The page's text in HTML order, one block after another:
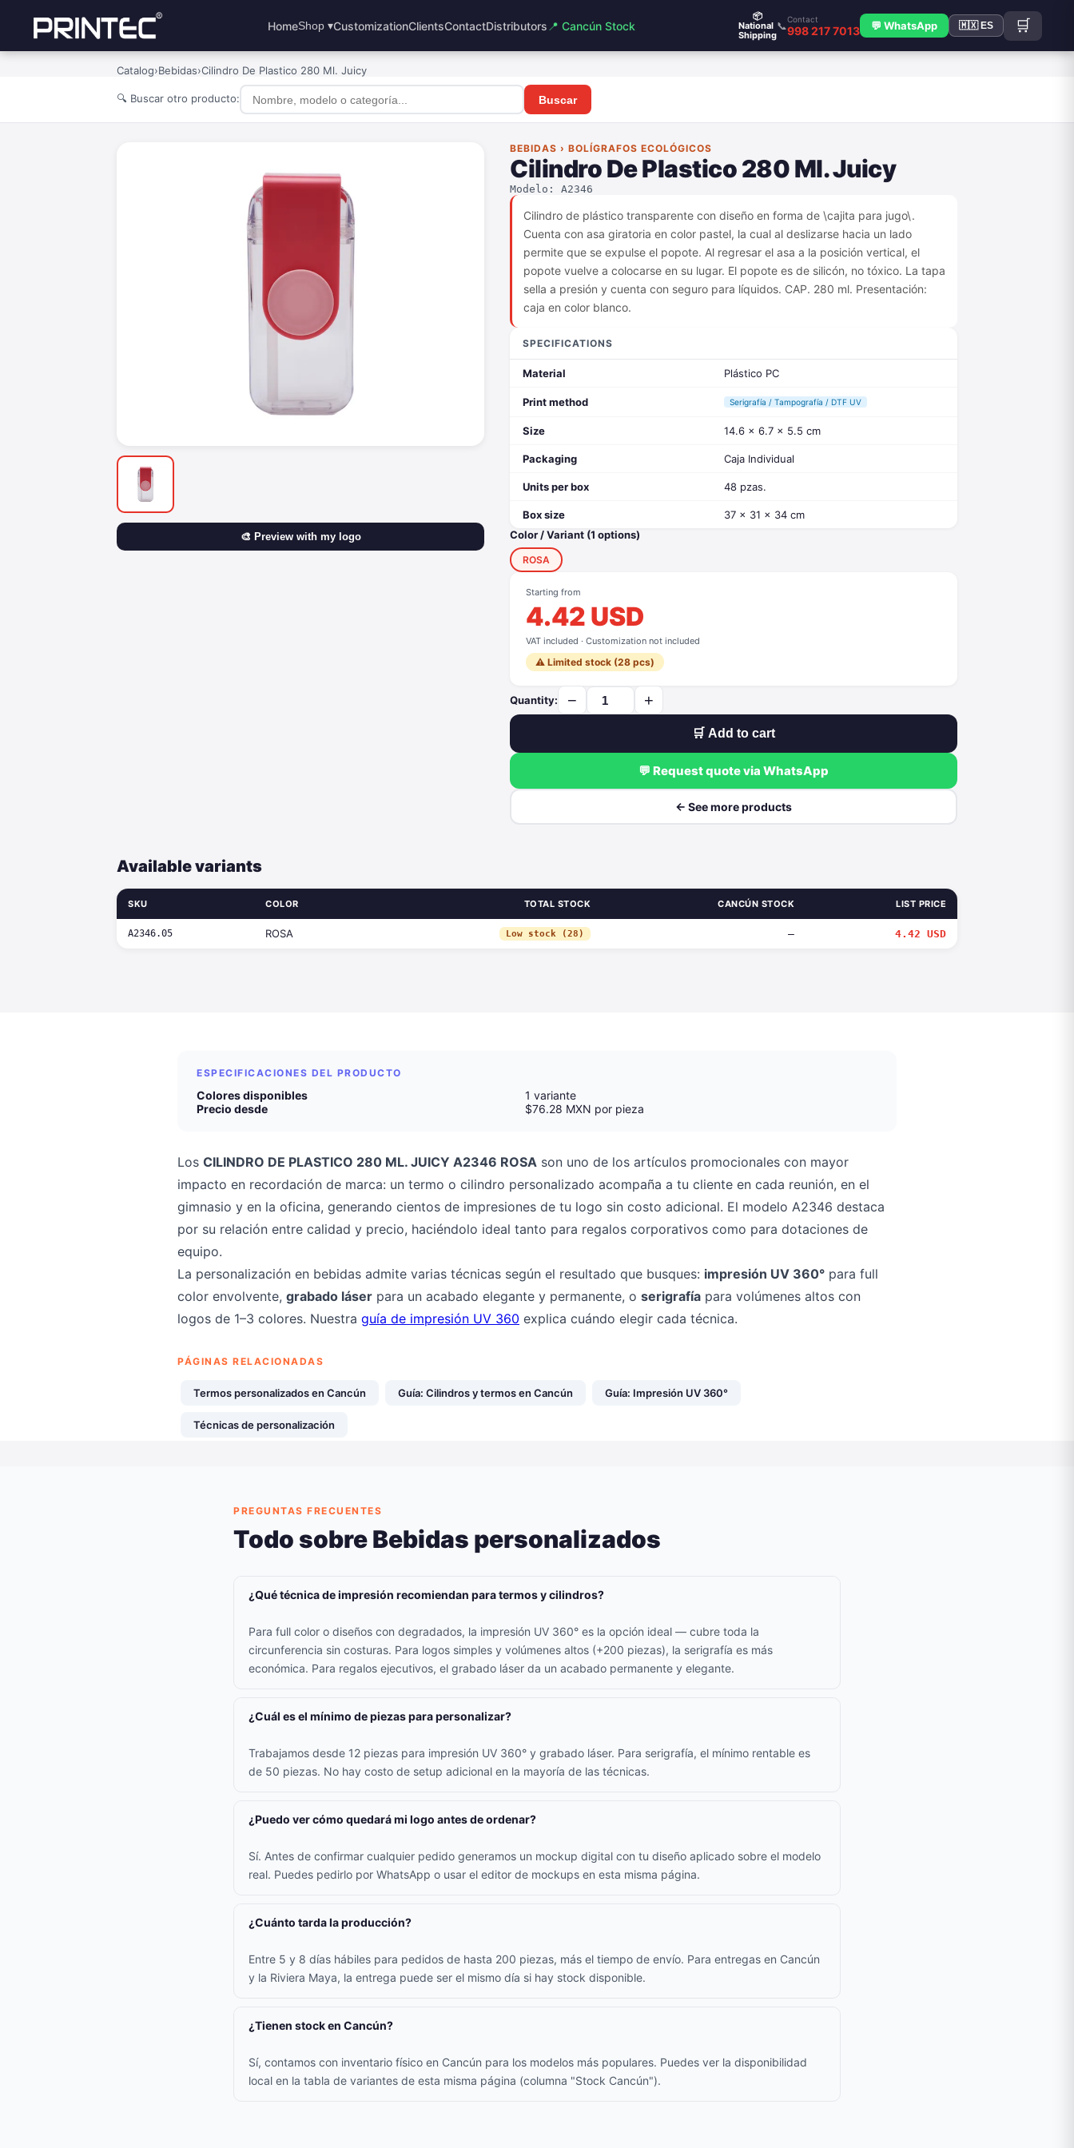
HomeShop ▾CustomizationClientsContactDistributors 📍 Cancún Stock
📦
National
Shipping
📞
Contact
998 217 7013 💬 WhatsApp 🇲🇽 ES 🛒
Catalog›Bebidas›Cilindro De Plastico 280 Ml. Juicy
🔍 Buscar otro producto: Buscar
🎨 Preview with my logo
BEBIDAS › BOLÍGRAFOS ECOLÓGICOS
Cilindro De Plastico 280 Ml. Juicy
Modelo: A2346
Cilindro de plástico transparente con diseño en forma de \cajita para jugo\.
Cuenta con asa giratoria en color pastel, la cual al deslizarse hacia un lado
permite que se expulse el popote. Al regresar el asa a la posición vertical, el
popote vuelve a colocarse en su lugar. El popote es de silicón, no tóxico. La tapa
sella a presión y cuenta con seguro para líquidos. CAP. 280 ml. Presentación:
caja en color blanco.
SPECIFICATIONS
Material Plástico PC
Print method Serigrafía / Tampografía / DTF UV
Size 14.6 x 6.7 x 5.5 cm
Packaging Caja Individual
Units per box 48 pzas.
Box size
37 x 31 x 34 cm
Color / Variant (1 options)
ROSA
Starting from
4.42 USD
VAT included · Customization not included
⚠️ Limited stock (28 pcs)
Quantity: − +
🛒 Add to cart
💬 Request quote via WhatsApp
← See more products
Available variants
SKU COLOR TOTAL STOCK CANCÚN STOCK LIST PRICE
A2346.05 ROSA Low stock (28) — 4.42 USD
ESPECIFICACIONES DEL PRODUCTO
Colores disponibles
1 variante
Precio desde
$76.28 MXN por pieza
Los CILINDRO DE PLASTICO 280 ML. JUICY A2346 ROSA son uno de los artículos promocionales con mayor
impacto en recordación de marca: un termo o cilindro personalizado acompaña a tu cliente en cada reunión, en el
gimnasio y en la oficina, generando cientos de impresiones de tu logo sin costo adicional. El modelo A2346 destaca
por su relación entre calidad y precio, haciéndolo ideal tanto para regalos corporativos como para dotaciones de
equipo.
La personalización en bebidas admite varias técnicas según el resultado que busques: impresión UV 360° para full
color envolvente, grabado láser para un acabado elegante y permanente, o serigrafía para volúmenes altos con
logos de 1–3 colores. Nuestra guía de impresión UV 360 explica cuándo elegir cada técnica.
PÁGINAS RELACIONADAS
Termos personalizados en Cancún Guía: Cilindros y termos en Cancún Guía: Impresión UV 360°
Técnicas de personalización
PREGUNTAS FRECUENTES
Todo sobre Bebidas personalizados
¿Qué técnica de impresión recomiendan para termos y cilindros?
Para full color o diseños con degradados, la impresión UV 360° es la opción ideal — cubre toda la
circunferencia sin costuras. Para logos simples y volúmenes altos (+200 piezas), la serigrafía es más
económica. Para regalos ejecutivos, el grabado láser da un acabado permanente y elegante.
¿Cuál es el mínimo de piezas para personalizar?
Trabajamos desde 12 piezas para impresión UV 360° y grabado láser. Para serigrafía, el mínimo rentable es
de 50 piezas. No hay costo de setup adicional en la mayoría de las técnicas.
¿Puedo ver cómo quedará mi logo antes de ordenar?
Sí. Antes de confirmar cualquier pedido generamos un mockup digital con tu diseño aplicado sobre el modelo
real. Puedes pedirlo por WhatsApp o usar el editor de mockups en esta misma página.
¿Cuánto tarda la producción?
Entre 5 y 8 días hábiles para pedidos de hasta 200 piezas, más el tiempo de envío. Para entregas en Cancún
y la Riviera Maya, la entrega puede ser el mismo día si hay stock disponible.
¿Tienen stock en Cancún?
Sí, contamos con inventario físico en Cancún para los modelos más populares. Puedes ver la disponibilidad
local en la tabla de variantes de esta misma página (columna "Stock Cancún").